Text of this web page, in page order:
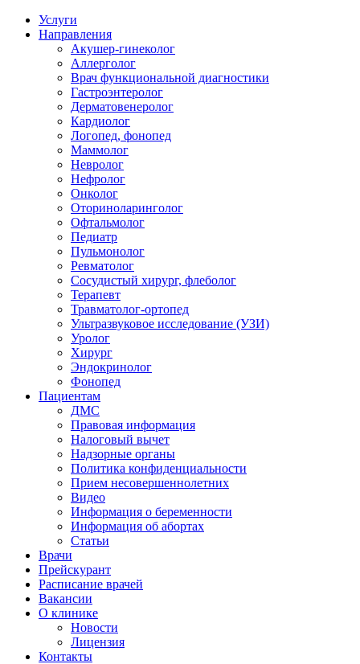
Услуги
Направления
Акушер-гинеколог
Аллерголог
Врач функциональной диагностики
Гастроэнтеролог
Дерматовенеролог
Кардиолог
Логопед, фонопед
Маммолог
Невролог
Нефролог
Онколог
Оториноларинголог
Офтальмолог
Педиатр
Пульмонолог
Ревматолог
Сосудистый хирург, флеболог
Терапевт
Травматолог-ортопед
Ультразвуковое исследование (УЗИ)
Уролог
Хирург
Эндокринолог
Фонопед
Пациентам
ДМС
Правовая информация
Налоговый вычет
Надзорные органы
Политика конфиденциальности
Прием несовершеннолетних
Видео
Информация о беременности
Информация об абортах
Статьи
Врачи
Прейскурант
Расписание врачей
Вакансии
О клинике
Новости
Лицензия
Контакты